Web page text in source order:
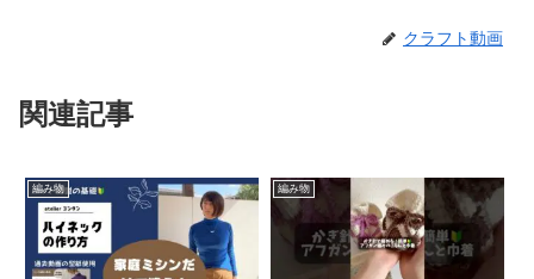
クラフト動画
関連記事
編み物 編み物